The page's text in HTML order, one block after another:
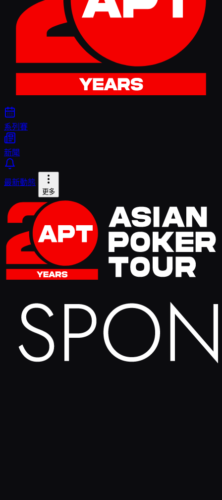
系列賽
新聞
最新動態
更多